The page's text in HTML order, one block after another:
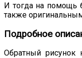
И тогда на помощь
также
Подробное
Обратный рисунок